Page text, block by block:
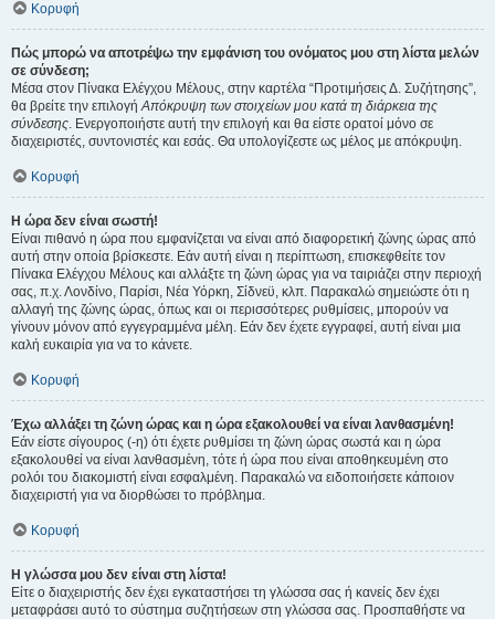
Κορυφή
Πώς μπορώ να αποτρέψω την εμφάνιση του ονόματος μου στη λίστα μελών
σε σύνδεση;
Μέσα στον Πίνακα Ελέγχου Μέλους, στην καρτέλα “Προτιμήσεις Δ. Συζήτησης”,
θα βρείτε την επιλογήΑπόκρυψη των στοιχείων μου κατά τη διάρκεια της
σύνδεσης. Ενεργοποιήστε αυτή την επιλογή και θα είστε ορατοί μόνο σε
διαχειριστές, συντονιστές και εσάς. Θα υπολογίζεστε ως μέλος με απόκρυψη.
Κορυφή
Η ώρα δεν είναι σωστή!
Είναι πιθανό η ώρα που εμφανίζεται να είναι από διαφορετική ζώνης ώρας από
αυτή στην οποία βρίσκεστε. Εάν αυτή είναι η περίπτωση, επισκεφθείτε τον
Πίνακα Ελέγχου Μέλους και αλλάξτε τη ζώνη ώρας για να ταιριάζει στην περιοχή
σας, π.χ. Λονδίνο, Παρίσι, Νέα Υόρκη, Σίδνεϋ, κλπ. Παρακαλώ σημειώστε ότι η
αλλαγή της ζώνης ώρας, όπως και οι περισσότερες ρυθμίσεις, μπορούν να
γίνουν μόνον από εγγεγραμμένα μέλη. Εάν δεν έχετε εγγραφεί, αυτή είναι μια
καλή ευκαιρία για να το κάνετε.
Κορυφή
Έχω αλλάξει τη ζώνη ώρας και η ώρα εξακολουθεί να είναι λανθασμένη!
Εάν είστε σίγουρος (-η) ότι έχετε ρυθμίσει τη ζώνη ώρας σωστά και η ώρα
εξακολουθεί να είναι λανθασμένη, τότε ή ώρα που είναι αποθηκευμένη στο
ρολόι του διακομιστή είναι εσφαλμένη. Παρακαλώ να ειδοποιήσετε κάποιον
διαχειριστή για να διορθώσει το πρόβλημα.
Κορυφή
Η γλώσσα μου δεν είναι στη λίστα!
Είτε ο διαχειριστής δεν έχει εγκαταστήσει τη γλώσσα σας ή κανείς δεν έχει
μεταφράσει αυτό το σύστημα συζητήσεων στη γλώσσα σας. Προσπαθήστε να